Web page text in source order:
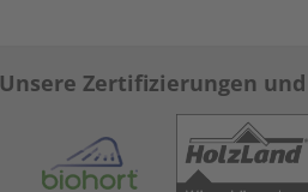
Unsere Zertifizierungen